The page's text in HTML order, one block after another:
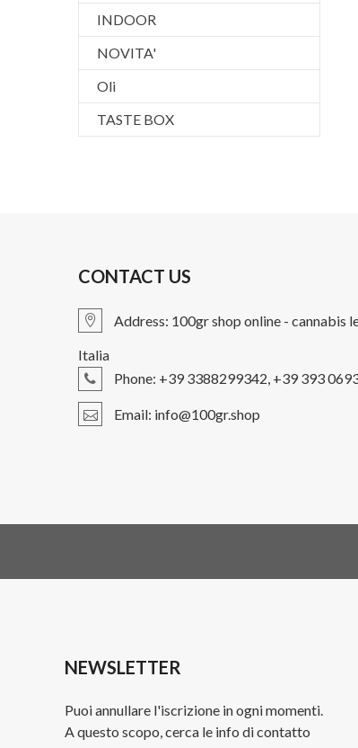
INDOOR
NOVITA'
Oli
TASTE BOX
CONTACT US
Address: 100gr shop online - cannabis
Italia
Phone: +39 3388299342, +39 393
Email: info@100gr.shop
NEWSLETTER
Puoi annullare l'iscrizione in ogni momenti.
A questo scopo, cerca le info di contatto